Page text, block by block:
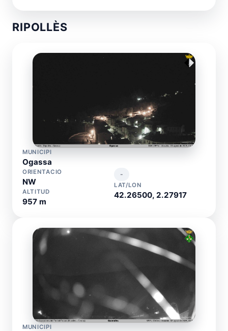
RIPOLLÈS
MUNICIPI
Ogassa
ORIENTACIO
NW
ALTITUD
957 m
-
LAT/LON
42.26500, 2.27917
MUNICIPI